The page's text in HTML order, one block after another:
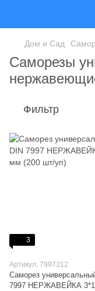
Дом и Сад
Саморезы
Фильтр
3
Артикул: 7997312
Саморез
7997 НЕРЖАВЕЙКА